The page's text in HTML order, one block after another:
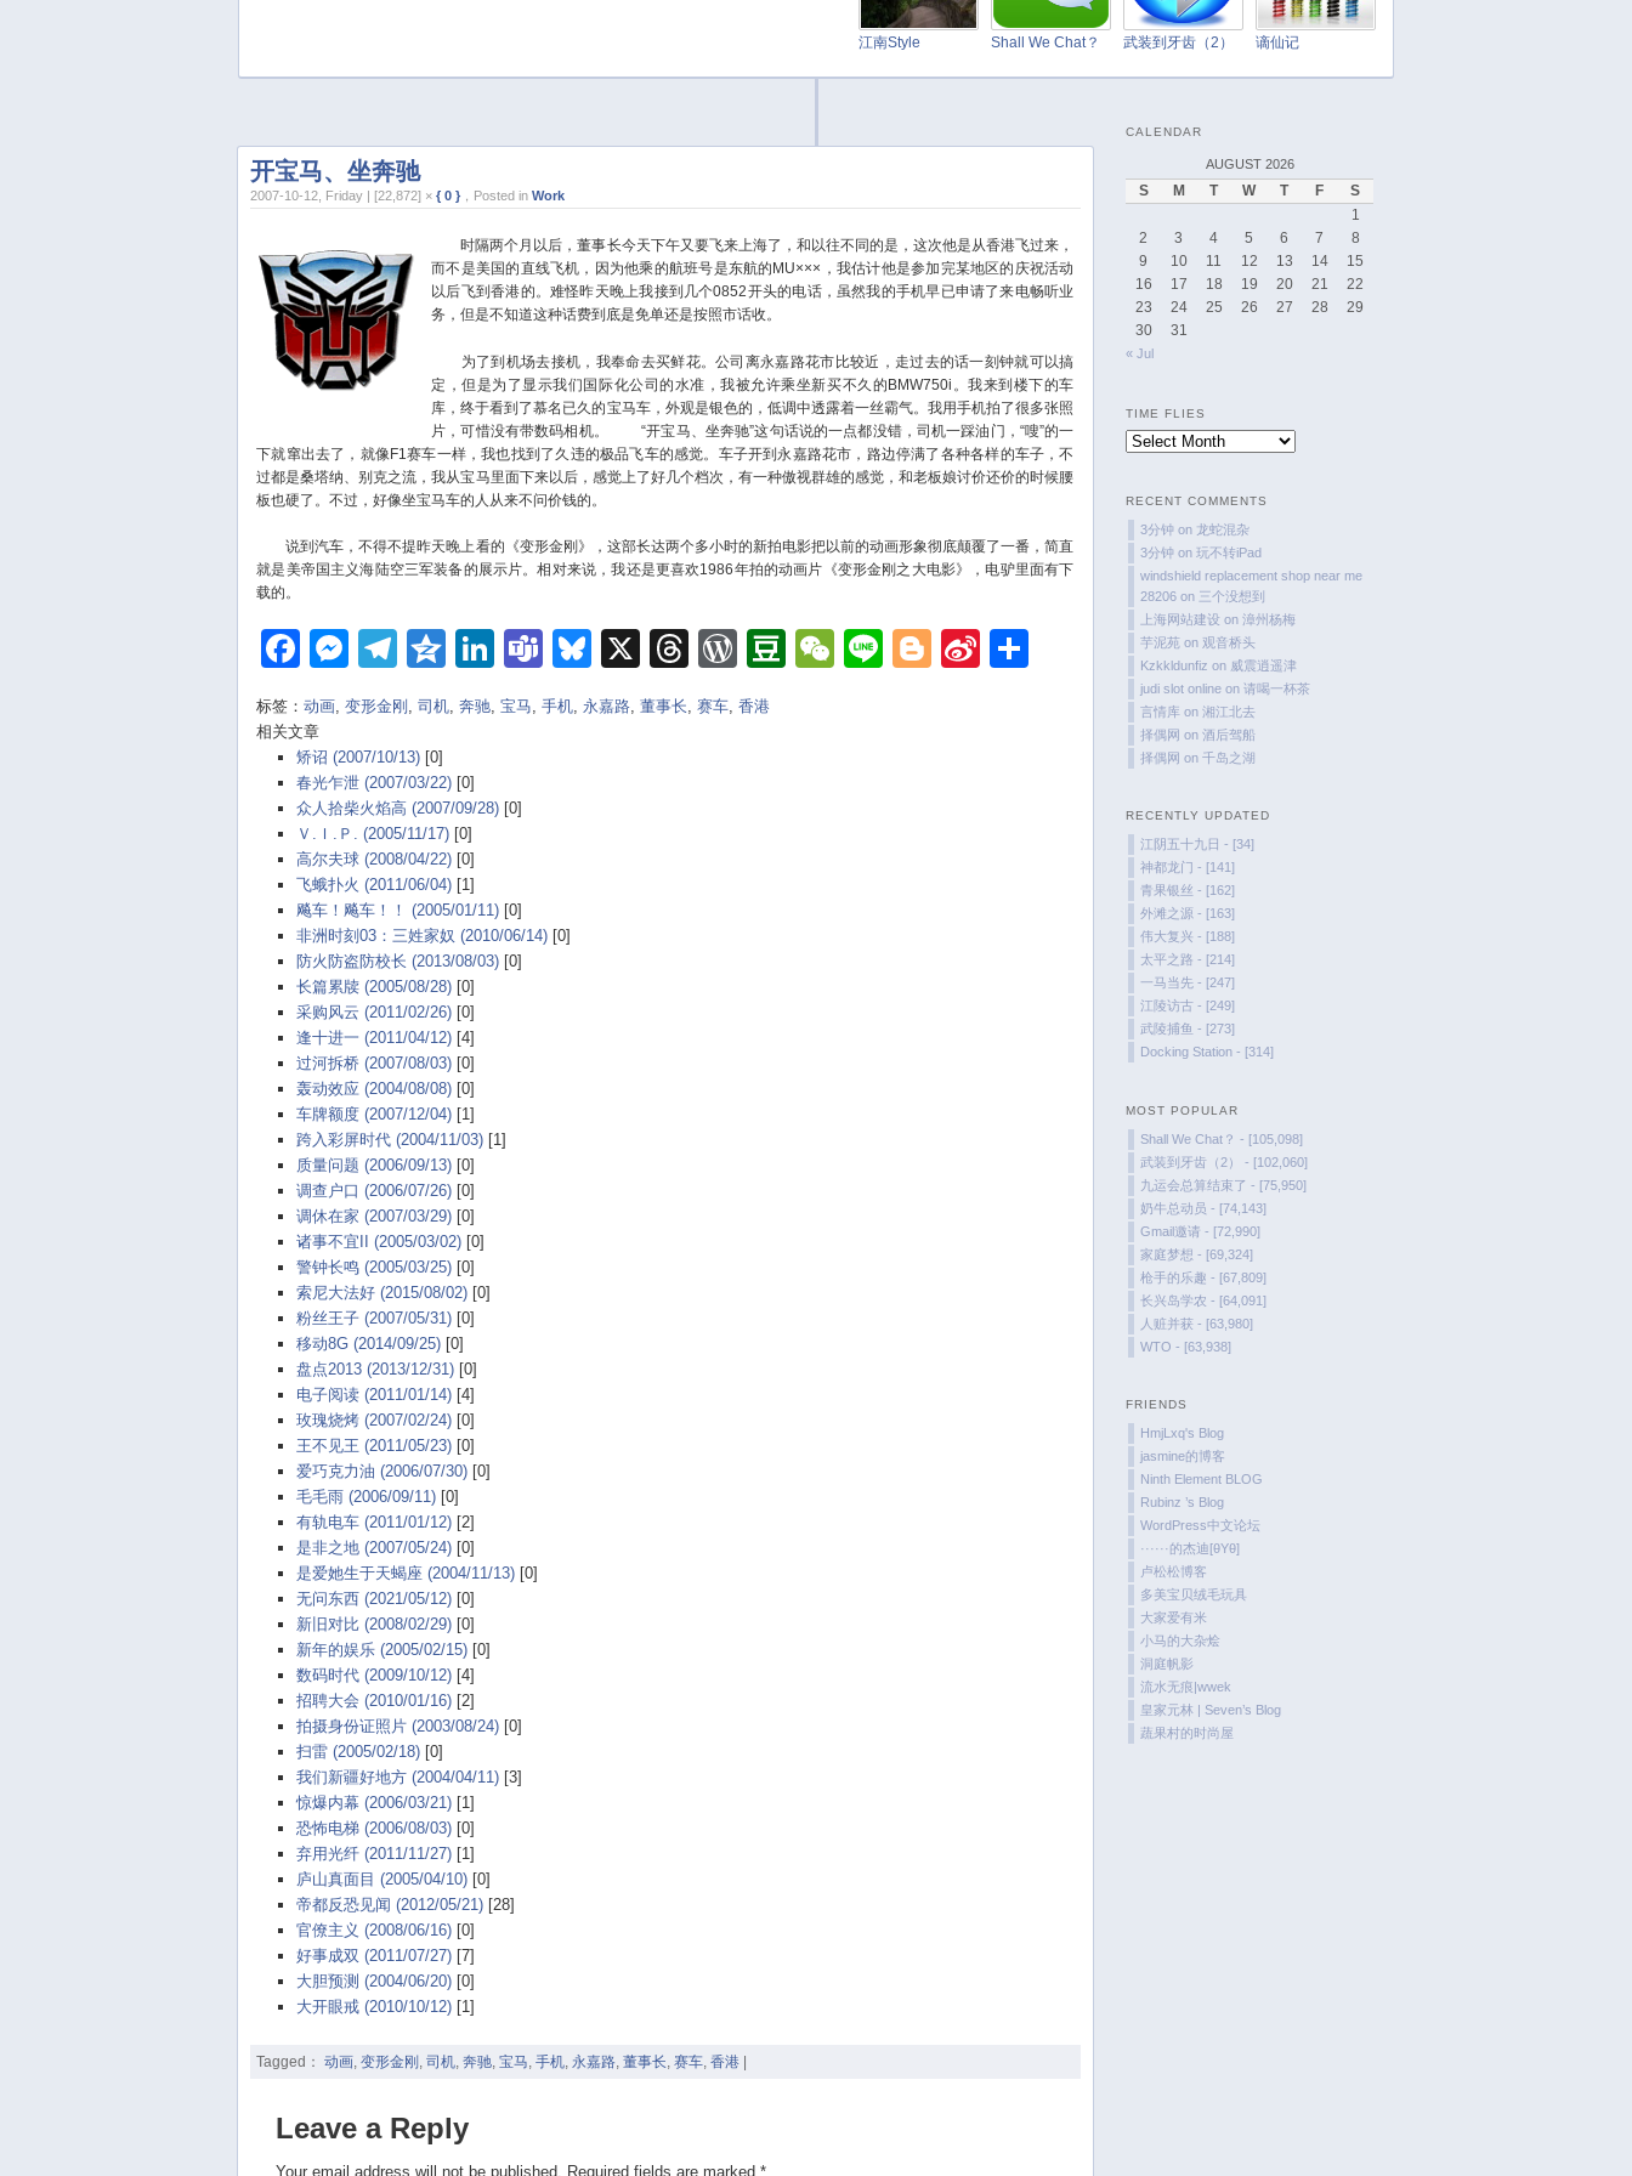
江南Style Shall We Chat？ 武装到牙齿（2） 谪仙记
开宝马、坐奔驰
2007-10-12, Friday | [22,872] × { 0 } ，Posted in Work
时隔两个月以后，董事长今天下午又要飞来上海了，和以往不同的是，这次他是从香港飞过来，
而不是美国的直线飞机，因为他乘的航班号是东航的MU×××，我估计他是参加完某地区的庆祝活动
以后飞到香港的。难怪昨天晚上我接到几个0852开头的电话，虽然我的手机早已申请了来电畅听业
务，但是不知道这种话费到底是免单还是按照市话收。
为了到机场去接机，我奉命去买鲜花。公司离永嘉路花市比较近，走过去的话一刻钟就可以搞
定，但是为了显示我们国际化公司的水准，我被允许乘坐新买不久的BMW750i。我来到楼下的车
库，终于看到了慕名已久的宝马车，外观是银色的，低调中透露着一丝霸气。我用手机拍了很多张照
片，可惜没有带数码相机。
“开宝马、坐奔驰”这句话说的一点都没错，司机一踩油门，“嗖”的一
下就窜出去了，就像F1赛车一样，我也找到了久违的极品飞车的感觉。车子开到永嘉路花市，路边停满了各种各样的车子，不
过都是桑塔纳、别克之流，我从宝马里面下来以后，感觉上了好几个档次，有一种傲视群雄的感觉，和老板娘讨价还价的时候腰
板也硬了。不过，好像坐宝马车的人从来不问价钱的。
说到汽车，不得不提昨天晚上看的《变形金刚》，这部长达两个多小时的新拍电影把以前的动画形象彻底颠覆了一番，简直
就是美帝国主义海陆空三军装备的展示片。相对来说，我还是更喜欢1986年拍的动画片《变形金刚之大电影》，电驴里面有下
载的。
Facebook
Messenger
Telegram
Qzone
LinkedIn
TeamsBluesky
X Threads
WordPress
Douban
WeChat
LineBlogger
Sina Share
标签：动画 ,变形金刚 ,司机 ,奔驰 ,宝马 ,手机 ,永嘉路 ,董事长 ,赛车 ,香港
相关文章
矫诏 (2007/10/13)[0]
春光乍泄 (2007/03/22)[0]
众人拾柴火焰高 (2007/09/28)[0]
Ｖ.Ｉ.Ｐ. (2005/11/17)[0]
高尔夫球 (2008/04/22)[0]
飞蛾扑火 (2011/06/04)[1]
飚车！飚车！！ (2005/01/11)[0]
非洲时刻03：三姓家奴 (2010/06/14)[0]
防火防盗防校长 (2013/08/03)[0]
长篇累牍 (2005/08/28)[0]
采购风云 (2011/02/26)[0]
逢十进一 (2011/04/12)[4]
过河拆桥 (2007/08/03)[0]
轰动效应 (2004/08/08)[0]
车牌额度 (2007/12/04)[1]
跨入彩屏时代 (2004/11/03)[1]
质量问题 (2006/09/13)[0]
调查户口 (2006/07/26)[0]
调休在家 (2007/03/29)[0]
诸事不宜II (2005/03/02)[0]
警钟长鸣 (2005/03/25)[0]
索尼大法好 (2015/08/02)[0]
粉丝王子 (2007/05/31)[0]
移动8G (2014/09/25)[0]
盘点2013 (2013/12/31)[0]
电子阅读 (2011/01/14)[4]
玫瑰烧烤 (2007/02/24)[0]
王不见王 (2011/05/23)[0]
爱巧克力油 (2006/07/30)[0]
毛毛雨 (2006/09/11)[0]
有轨电车 (2011/01/12)[2]
是非之地 (2007/05/24)[0]
是爱她生于天蝎座 (2004/11/13)[0]
无问东西 (2021/05/12)[0]
新旧对比 (2008/02/29)[0]
新年的娱乐 (2005/02/15)[0]
数码时代 (2009/10/12)[4]
招聘大会 (2010/01/16)[2]
拍摄身份证照片 (2003/08/24)[0]
扫雷 (2005/02/18)[0]
我们新疆好地方 (2004/04/11)[3]
惊爆内幕 (2006/03/21)[1]
恐怖电梯 (2006/08/03)[0]
弃用光纤 (2011/11/27)[1]
庐山真面目 (2005/04/10)[0]
帝都反恐见闻 (2012/05/21)[28]
官僚主义 (2008/06/16)[0]
好事成双 (2011/07/27)[7]
大胆预测 (2004/06/20)[0]
大开眼戒 (2010/10/12)[1]
Tagged： 动画, 变形金刚, 司机, 奔驰, 宝马, 手机, 永嘉路, 董事长, 赛车, 香港 |
Leave a Reply
Your email address will not be published. Required fields are marked*
CALENDAR
AUGUST 2026
S M T W T F
S
1
2
3 4 5 6 7
8
9
10 11 12 13 14
15
16
17 18 19 20 21
22
23
24 25 26 27 28
29
30
31
« Jul
TIME FLIES
Time
RECENT COMMENTS
3分钟 on 龙蛇混杂
3分钟 on 玩不转iPad
windshield replacement shop near me
28206 on 三个没想到
上海网站建设 on 漳州杨梅
芋泥苑 on 观音桥头
Kzkkldunfiz on 威震逍遥津
judi slot online on 请喝一杯茶
言情库 on 湘江北去
择偶网 on 酒后驾船
择偶网 on 千岛之湖
RECENTLY UPDATED
江阴五十九日 - [34]
神都龙门 - [141]
青果银丝 - [162]
外滩之源 - [163]
伟大复兴 - [188]
太平之路 - [214]
一马当先 - [247]
江陵访古 - [249]
武陵捕鱼 - [273]
Docking Station - [314]
MOST POPULAR
Shall We Chat？ - [105,098]
武装到牙齿（2） - [102,060]
九运会总算结束了 - [75,950]
奶牛总动员 - [74,143]
Gmail邀请 - [72,990]
家庭梦想 - [69,324]
枪手的乐趣 - [67,809]
长兴岛学农 - [64,091]
人赃并获 - [63,980]
WTO - [63,938]
FRIENDS
HmjLxq's Blog
jasmine的博客
Ninth Element BLOG
Rubinz ’s Blog
WordPress中文论坛
······的杰迪[θYθ]
卢松松博客
多美宝贝绒毛玩具
大家爱有米
小马的大杂烩
洞庭帆影
流水无痕|wwek
皇家元林 | Seven’s Blog
蔬果村的时尚屋